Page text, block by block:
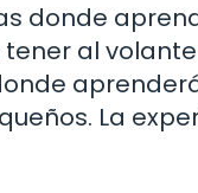
donde
al
La